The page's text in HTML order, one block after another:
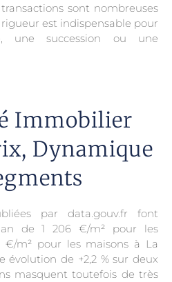
sont nombreuses
est indispensable pour
une succession ou une
Immobilier
Dynamique
par data.gouv.fr font
de 1 206 €/m² pour les
m² pour les maisons à La
évolution de +2,2 % sur deux
masquent toutefois de très